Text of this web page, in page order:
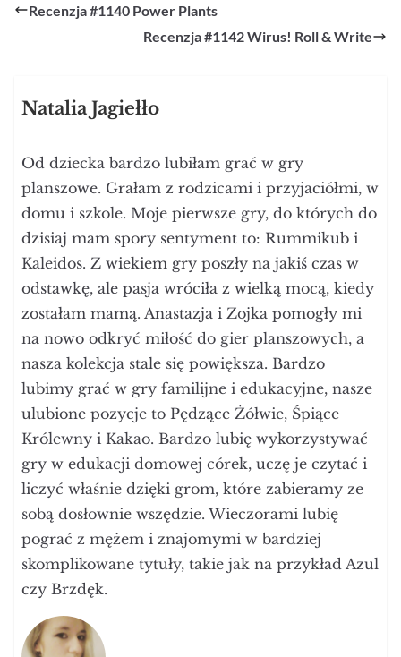
Recenzja #1140 Power Plants
Recenzja #1142 Wirus! Roll & Write
Natalia Jagiełło
Od dziecka bardzo lubiłam grać w gry
planszowe. Grałam z rodzicami i przyjaciółmi, w
domu i szkole. Moje pierwsze gry, do których do
dzisiaj mam spory sentyment to: Rummikub i
Kaleidos. Z wiekiem gry poszły na jakiś czas w
odstawkę, ale pasja wróciła z wielką mocą, kiedy
zostałam mamą. Anastazja i Zojka pomogły mi
na nowo odkryć miłość do gier planszowych, a
nasza kolekcja stale się powiększa. Bardzo
lubimy grać w gry familijne i edukacyjne, nasze
ulubione pozycje to Pędzące Żółwie, Śpiące
Królewny i Kakao. Bardzo lubię wykorzystywać
gry w edukacji domowej córek, uczę je czytać i
liczyć właśnie dzięki grom, które zabieramy ze
sobą dosłownie wszędzie. Wieczorami lubię
pograć z mężem i znajomymi w bardziej
skomplikowane tytuły, takie jak na przykład Azul
czy Brzdęk.